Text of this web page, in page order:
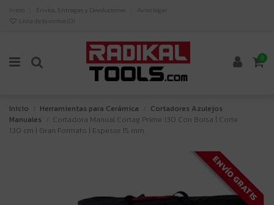
Inicio Envíos, Entregas y Devoluciones
Aviso legal
Lista de favoritos ( 0)
0
Inicio Herramientas para Cerámica
Cortadores Azulejos
Manuales
Cortadora Manual Cortag Prime 130 Con Bolsa | Corte
130 cm | Gran Formato | Espesor 15 mm
ENVÍO GRATIS